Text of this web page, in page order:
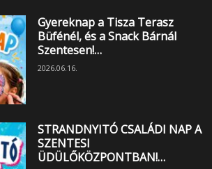
Gyereknap a Tisza Terasz
Büfénél, és a Snack Bárnál
Szentesen!…
2026.06.16.
STRANDNYITÓ CSALÁDI NAP A
SZENTESI
ÜDÜLŐKÖZPONTBAN!…